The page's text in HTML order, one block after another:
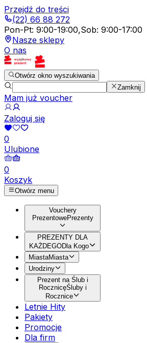
Przejdź do treści
(22) 66 88 272
Pon-Pt: 9:00-19:00,Sob: 9:00-17:00
Nasze sklepy
O nas
Otwórz okno wyszukiwania
Zamknij
Mam już voucher
Zaloguj się
0
Ulubione
0
Koszyk
Otwórz menu
Vouchery
PrezentowePrezenty
PREZENTY DLA
KAŻDEGODla Kogo
MiastaMiasta
Urodziny
Prezent na Ślub i
RocznicęŚluby i
Rocznice
Letnie Hity
Pakiety
Promocje
Dla firm